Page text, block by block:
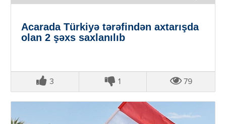
Acarada Türkiyə tərəfindən axtarışda
olan 2 şəxs saxlanılıb
3 1 79